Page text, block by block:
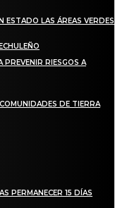
ESTADO LAS ÁREAS VERDES
PREVENIR RIESGOS A
DE TIERRA
PERMANECER 15 DÍAS